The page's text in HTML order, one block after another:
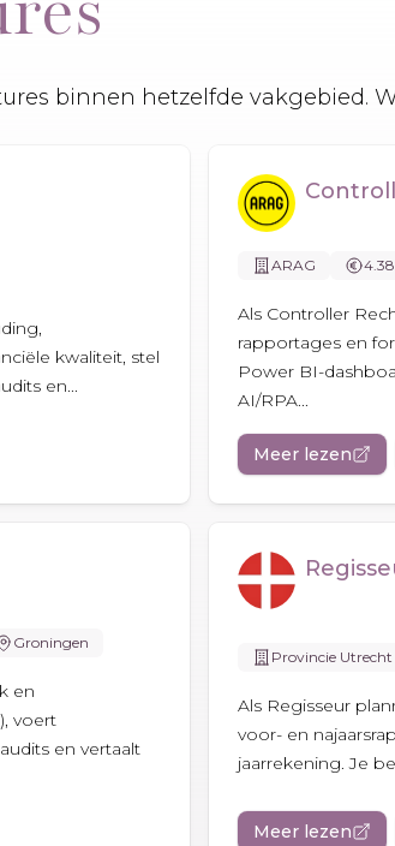
binnen hetzelfde vakgebied.
kwaliteit, stel
en...
ARAG
Als Controller
rapportages en
Power BI-
AI/RPA...
Meer lezen
Groningen
en
voert
en vertaalt
Provincie Utrecht
Als Regisseur
voor- en
jaarrekening. Je
Meer lezen